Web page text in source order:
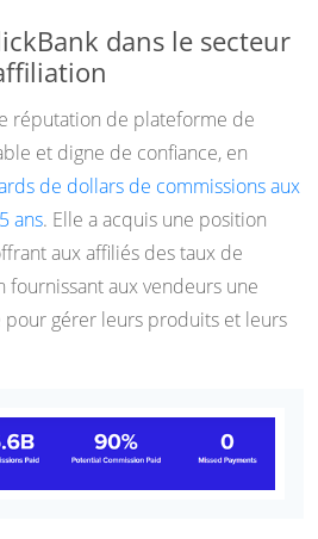
dans le secteur
réputation de plateforme de
et digne de confiance, en
de dollars de commissions aux
ans. Elle a acquis une position
aux affiliés des taux de
fournissant aux vendeurs une
gérer leurs produits et leurs